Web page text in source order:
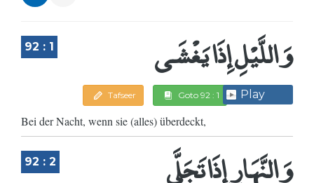
92 : 1 وَاللَّيْلِ إِذَا يَغْشَى
Tafseer Goto 92 : 1 Play
Bei der Nacht, wenn sie (alles) überdeckt,
92 : 2 وَالنَّهَارِ إِذَا تَجَلَّى